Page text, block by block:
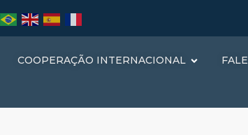
COOPERAÇÃO INTERNACIONAL